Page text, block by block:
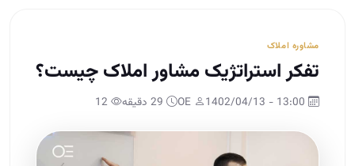
مشاوره املاک
تفکر استراتژیک مشاور املاک چیست؟